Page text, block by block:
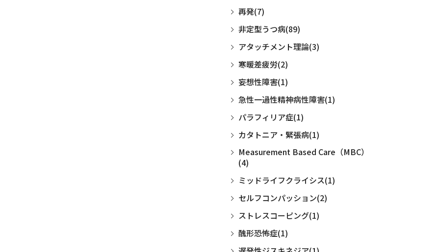
再発(7)
非定型うつ病(89)
アタッチメント理論(3)
寒暖差疲労(2)
妄想性障害(1)
急性一過性精神病性障害(1)
パラフィリア症(1)
カタトニア・緊張病(1)
Measurement Based Care（MBC）
(4)
ミッドライフクライシス(1)
セルフコンパッション(2)
ストレスコーピング(1)
醜形恐怖症(1)